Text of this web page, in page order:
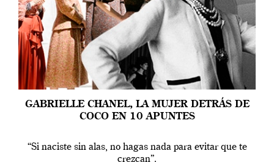
GABRIELLE CHANEL, LA MUJER DETRÁS DE
COCO EN 10 APUNTES
“Si naciste sin alas, no hagas nada para evitar que te
crezcan”.